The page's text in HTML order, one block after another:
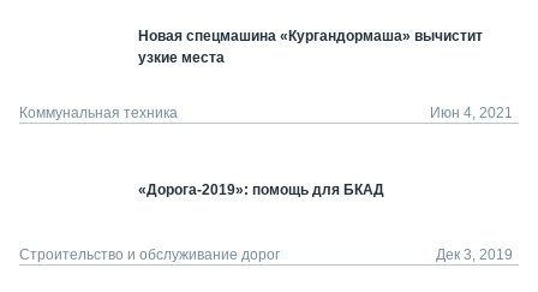
Новая спецмашина «Кургандормаша» вычистит
узкие места
Коммунальная техника Июн 4, 2021
«Дорога-2019»: помощь для БКАД
Строительство и обслуживание дорог Дек 3, 2019